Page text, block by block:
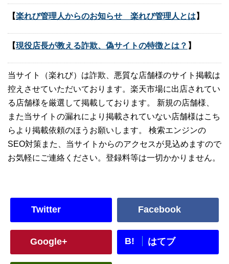
【楽れび管理人からのお知らせ 楽れび管理人とは 】
【現役店長が教える詐欺、偽サイトの特徴とは？ 】
当サイト（楽れび）は詐欺、悪質な店舗様のサイト掲載は
控えさせていただいております。楽天市場に出店されてい
る店舗様を厳選して掲載しております。 新規の店舗様、
また当サイトの漏れにより掲載されていない店舗様はこち
らより掲載依頼のほうお願いします。 検索エンジンの
SEO対策また、当サイトからのアクセスが見込めますので
お気軽にご連絡ください。登録料等は一切かかりません。
Twitter Facebook
Google+ B! はてブ